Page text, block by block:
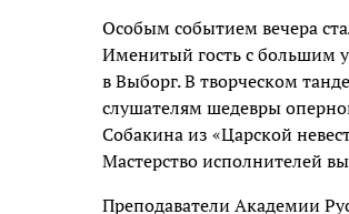
Особым событием вечера
Именитый гость с большим
в Выборг. В творческом
слушателям шедевры
Собакина из «Царской
Мастерство исполнителей
Преподаватели Академии